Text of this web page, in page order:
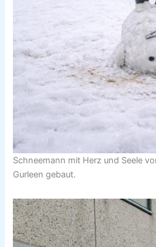
Schneemann mit Herz und Seele
Gurleen gebaut.